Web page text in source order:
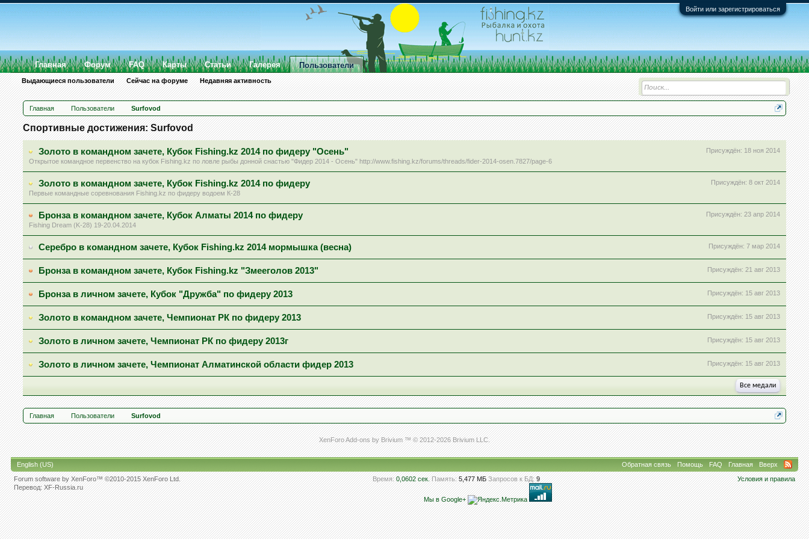
Войти или зарегистрироваться
Главная Пользователи Surfovod
Спортивные достижения: Surfovod
Присуждён: 18 ноя 2014
Золото в командном зачете, Кубок Fishing.kz 2014 по фидеру "Осень"
Открытое командное первенство на кубок Fishing.kz по ловле рыбы донной снастью "Фидер 2014 - Осень" http://www.fishing.kz/forums/threads/fider-2014-osen.7827/page-6
Присуждён: 8 окт 2014
Золото в командном зачете, Кубок Fishing.kz 2014 по фидеру
Первые командные соревнования Fishing.kz по фидеру водоем К-28
Присуждён: 23 апр 2014
Бронза в командном зачете, Кубок Алматы 2014 по фидеру
Fishing Dream (K-28) 19-20.04.2014
Присуждён: 7 мар 2014
Серебро в командном зачете, Кубок Fishing.kz 2014 мормышка (весна)
Присуждён: 21 авг 2013
Бронза в командном зачете, Кубок Fishing.kz "Змееголов 2013"
Присуждён: 15 авг 2013
Бронза в личном зачете, Кубок "Дружба" по фидеру 2013
Присуждён: 15 авг 2013
Золото в командном зачете, Чемпионат РК по фидеру 2013
Присуждён: 15 авг 2013
Золото в личном зачете, Чемпионат РК по фидеру 2013г
Присуждён: 15 авг 2013
Золото в личном зачете, Чемпионат Алматинской области фидер 2013
Все медали
Главная Пользователи Surfovod
XenForo Add-ons by Brivium ™ © 2012-2026 Brivium LLC.
Главная Форум FAQ Карты Статьи Галерея Пользователи
Выдающиеся пользователи Сейчас на форуме Недавняя активность
English (US) Обратная связь Помощь FAQ Главная
Вверх
Условия и правила
Forum software by XenForo™©2010-2015 XenForo Ltd.
Перевод:XF-Russia.ru
Время: 0,0602 сек. Память: 5,477 МБ Запросов к БД: 9
Мы в Google+